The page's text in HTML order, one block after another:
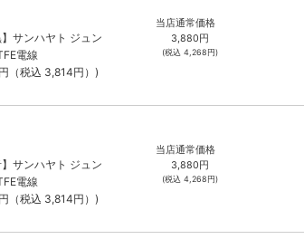
サンハヤト ジュン
電線
（税込 3,814円）)
当店通常価格
3,880円
(税込 4,268円)
サンハヤト ジュン
電線
（税込 3,814円）)
当店通常価格
3,880円
(税込 4,268円)